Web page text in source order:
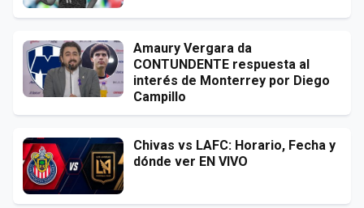
Amaury Vergara da
CONTUNDENTE respuesta al
interés de Monterrey por Diego
Campillo
Chivas vs LAFC: Horario, Fecha y
dónde ver EN VIVO